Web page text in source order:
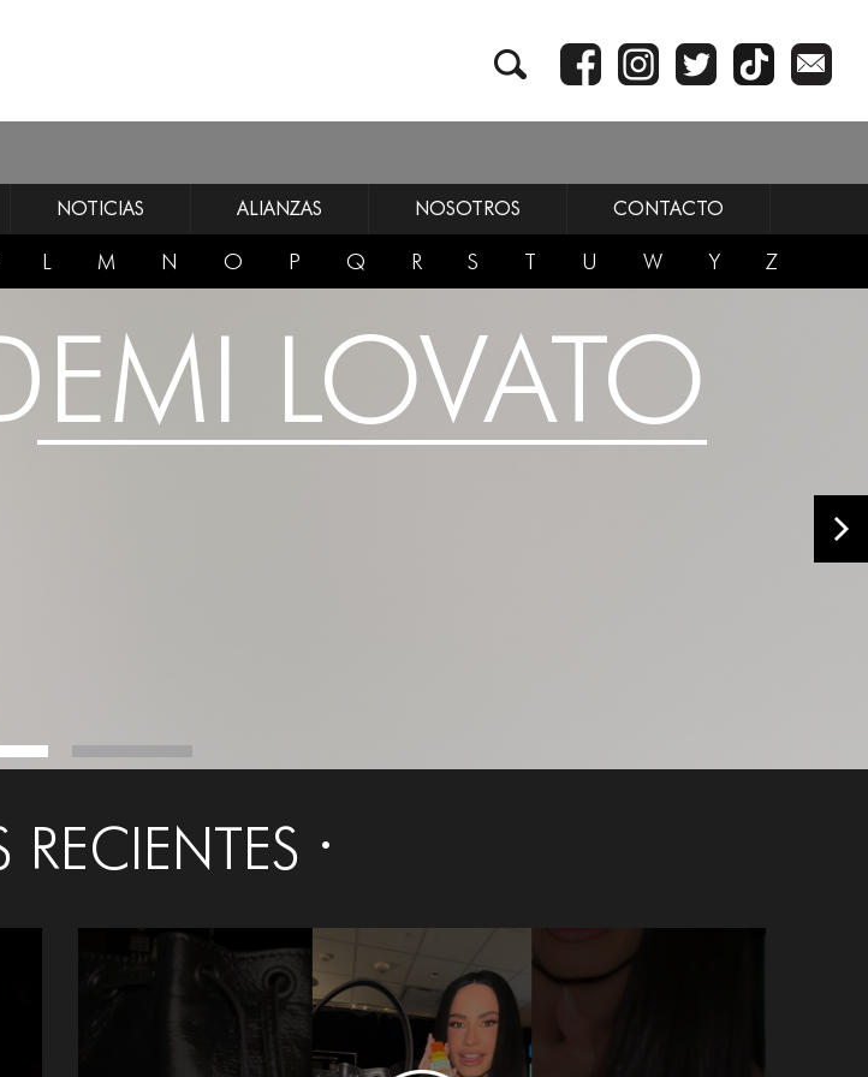
NOTICIAS ALIANZAS NOSOTROS CONTACTO
L M N O P Q R S T U W Y Z
LOVATO
RECIENTES